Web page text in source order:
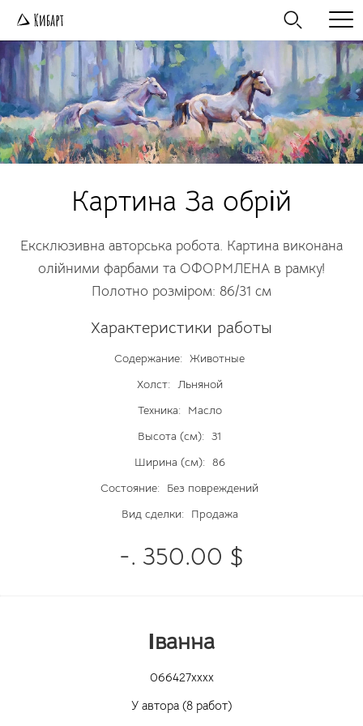
Картина За обрій
Ексклюзивна авторська робота. Картина виконана
олійними фарбами та ОФОРМЛЕНА в рамку!
Полотно розміром: 86/31 см
Характеристики работы
Содержание: Животные
Холст: Льняной
Техника:
Масло
Высота (см): 31
Ширина (см): 86
Состояние:
Без повреждений
Вид сделки:
Продажа
-. 350.00 $
Іванна
066427xxxx
У автора (8 работ)